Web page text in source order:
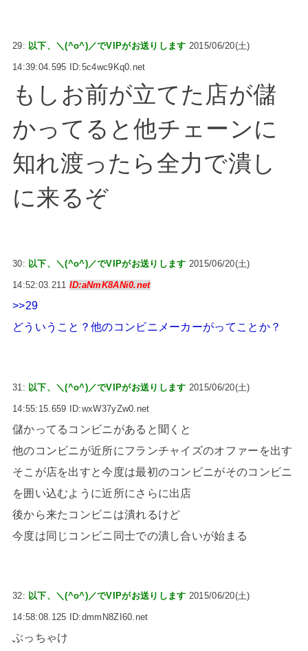
29: 以下、＼(^o^)／でVIPがお送りします 2015/06/20(土)
14:39:04.595 ID:5c4wc9Kq0.net
もしお前が立てた店が儲
かってると他チェーンに
知れ渡ったら全力で潰し
に来るぞ
30: 以下、＼(^o^)／でVIPがお送りします 2015/06/20(土)
14:52:03.211 ID:aNmK8ANi0.net
>>29
どういうこと？他のコンビニメーカーがってことか？
31: 以下、＼(^o^)／でVIPがお送りします 2015/06/20(土)
14:55:15.659 ID:wxW37yZw0.net
儲かってるコンビニがあると聞くと
他のコンビニが近所にフランチャイズのオファーを出す
そこが店を出すと今度は最初のコンビニがそのコンビニ
を囲い込むように近所にさらに出店
後から来たコンビニは潰れるけど
今度は同じコンビニ同士での潰し合いが始まる
32: 以下、＼(^o^)／でVIPがお送りします 2015/06/20(土)
14:58:08.125 ID:dmmN8ZI60.net
ぶっちゃけ